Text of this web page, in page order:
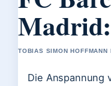
TOBIAS SIMON
Die Anspannung